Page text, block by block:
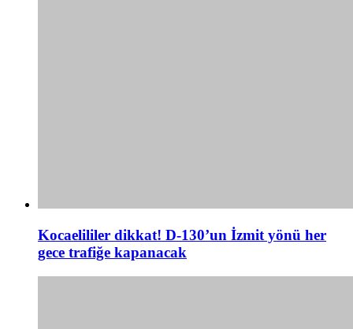
Kocaelililer dikkat! D-130’un İzmit yönü her
gece trafiğe kapanacak